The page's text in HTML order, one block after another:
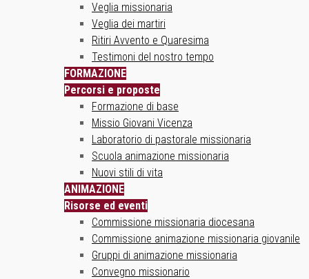
Veglia missionaria
Veglia dei martiri
Ritiri Avvento e Quaresima
Testimoni del nostro tempo
FORMAZIONE
Percorsi e proposte
Formazione di base
Missio Giovani Vicenza
Laboratorio di pastorale missionaria
Scuola animazione missionaria
Nuovi stili di vita
ANIMAZIONE
Risorse ed eventi
Commissione missionaria diocesana
Commissione animazione missionaria giovanile
Gruppi di animazione missionaria
Convegno missionario